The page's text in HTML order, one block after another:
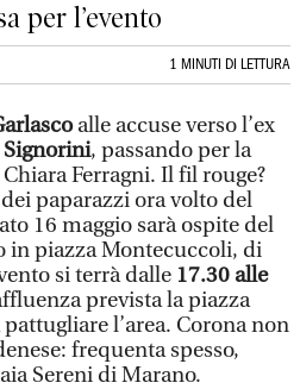
per l’evento
1 MINUTI DI LETTURA
alle accuse verso l’ex
, passando per la
Ferragni. Il fil rouge?
dei paparazzi ora volto del
16 maggio sarà ospite del
in piazza Montecuccoli, di
si terrà dalle 17.30 alle
prevista la piazza
l’area. Corona non
frequenta spesso,
Sereni di Marano.